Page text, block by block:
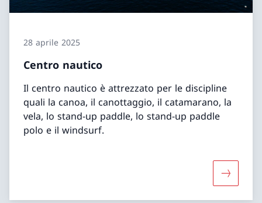
28 aprile 2025
Centro nautico
Il centro nautico è attrezzato per le discipline
quali la canoa, il canottaggio, il catamarano, la
vela, lo stand-up paddle, lo stand-up paddle
polo e il windsurf.